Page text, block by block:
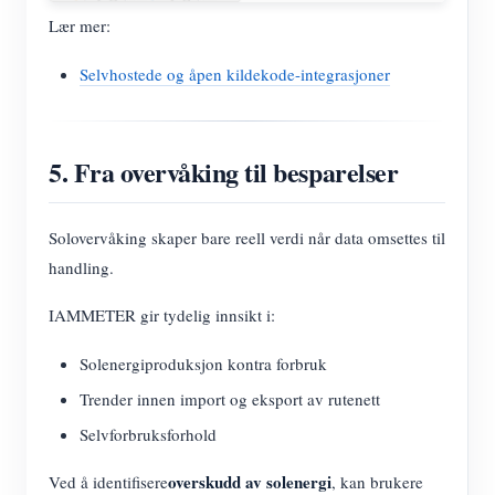
Lær mer:
Selvhostede og åpen kildekode-integrasjoner
5. Fra overvåking til besparelser
Solovervåking skaper bare reell verdi når data omsettes til
handling.
IAMMETER gir tydelig innsikt i:
Solenergiproduksjon kontra forbruk
Trender innen import og eksport av rutenett
Selvforbruksforhold
Ved å identifisereoverskudd av solenergi, kan brukere